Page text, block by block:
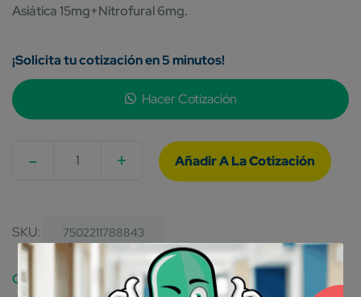
Asiática 15mg+Nitrofural 6mg.
¡Solicita tu cotización en 5 minutos!
Hacer Cotización
- +
SKU: 7502211788843
Category: